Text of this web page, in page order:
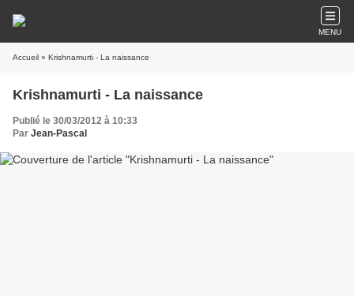
MENU
Accueil » Krishnamurti - La naissance
Krishnamurti - La naissance
Publié le 30/03/2012 à 10:33
Par Jean-Pascal